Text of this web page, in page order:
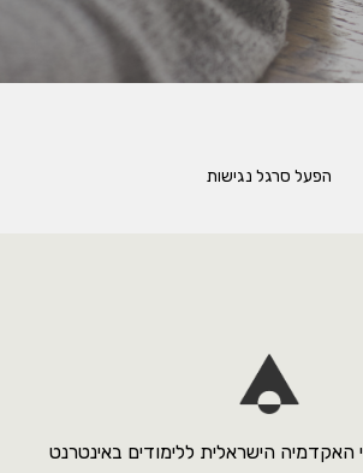
הפעל סרגל נגישות
הישראלית ללימודים באינטרנט